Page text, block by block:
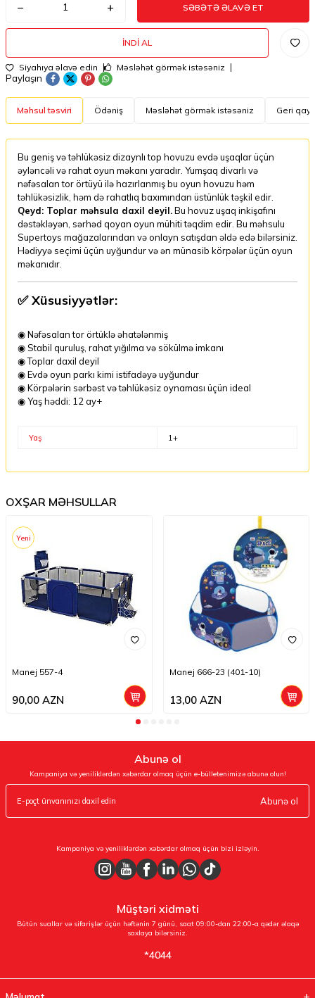
SƏBƏTƏ ƏLAVƏ ET
İNDI AL
Siyahıya əlavə edin Məsləhət görmək istəsəniz
Paylaşın
Məhsul təsviri Ödəniş Məsləhət görmək istəsəniz Geri
Bu geniş və təhlükəsiz dizaynlı top hovuzu evdə uşaqlar üçün
əyləncəli və rahat oyun məkanı yaradır. Yumşaq divarlı və
nəfəsalan tor örtüyü ilə hazırlanmış bu oyun hovuzu həm
təhlükəsizlik, həm də rahatlıq baxımından üstünlük təşkil edir.
Qeyd: Toplar məhsula daxil deyil.Bu hovuz uşaq inkişafını
dəstəkləyən, sərhəd qoyan oyun mühiti təqdim edir. Bu məhsulu
Supertoys mağazalarından və onlayn satışdan əldə edə bilərsiniz.
Hədiyyə seçimi üçün uyğundur və ən münasib körpələr üçün oyun
məkanıdır.
✅Xüsusiyyətlər:
◉ Nəfəsalan tor örtüklə əhatələnmiş
◉ Stabil quruluş, rahat yığılma və sökülmə imkanı
◉ Toplar daxil deyil
◉ Evdə oyun parkı kimi istifadəyə uyğundur
◉ Körpələrin sərbəst və təhlükəsiz oynaması üçün ideal
◉ Yaş həddi: 12 ay+
Yaş 1+
OXŞAR MƏHSULLAR
Yeni
Manej 557-4
90,00 AZN
Manej 666-23 (401-10)
13,00AZN
Abunə ol
Kampaniya və yeniliklərdən xəbərdar olmaq üçün e-bülletenimizə abunə olun!
Abunə ol
Kampaniya və yeniliklərdən xəbərdar olmaq üçün bizi izləyin.
Müştəri xidməti
Bütün suallar və sifarişlər üçün həftənin 7 günü, saat 09:00-dan 22:00-a qədər əlaqə
saxlaya bilərsiniz.
*4044